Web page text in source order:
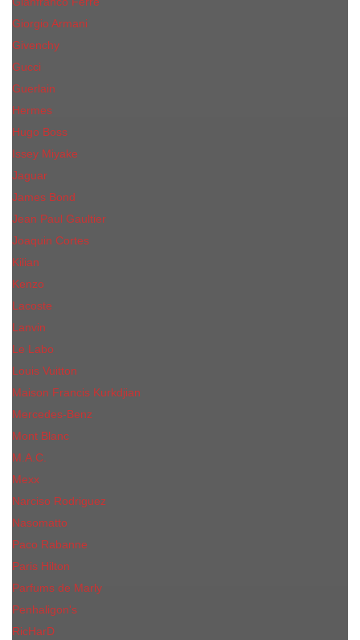
Giorgio Armani
Givenchy
Gucci
Guerlain
Hermes
Hugo Boss
Issey Miyake
Jaguar
James Bond
Jean Paul Gaultier
Joaquin Сortes
Kilian
Kenzo
Lacoste
Lanvin
Le Labo
Louis Vuitton
Maison Francis Kurkdjian
Mercedes-Benz
Mont Blanc
M.А.C.
Mexx
Narciso Rodriguez
Nasomatto
Paco Rabanne
Paris Hilton
Parfums de Marly
Penhaligon​'s
RicHarD